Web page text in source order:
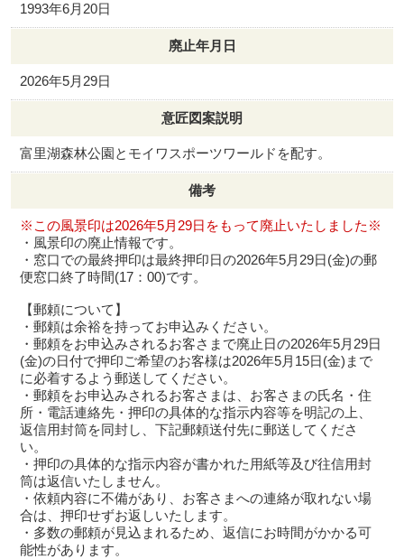
1993年6月20日
廃止年月日
2026年5月29日
意匠図案説明
富里湖森林公園とモイワスポーツワールドを配す。
備考
※この風景印は2026年5月29日をもって廃止いたしました※
・風景印の廃止情報です。
・窓口での最終押印は最終押印日の2026年5月29日(金)の郵
便窓口終了時間(17：00)です。
【郵頼について】
・郵頼は余裕を持ってお申込みください。
・郵頼をお申込みされるお客さまで廃止日の2026年5月29日
(金)の日付で押印ご希望のお客様は2026年5月15日(金)まで
に必着するよう郵送してください。
・郵頼をお申込みされるお客さまは、お客さまの氏名・住
所・電話連絡先・押印の具体的な指示内容等を明記の上、
返信用封筒を同封し、下記郵頼送付先に郵送してくださ
い。
・押印の具体的な指示内容が書かれた用紙等及び往信用封
筒は返信いたしません。
・依頼内容に不備があり、お客さまへの連絡が取れない場
合は、押印せずお返しいたします。
・多数の郵頼が見込まれるため、返信にお時間がかかる可
能性があります。